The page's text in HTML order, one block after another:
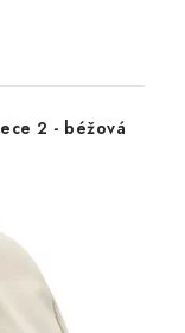
2 - béžová